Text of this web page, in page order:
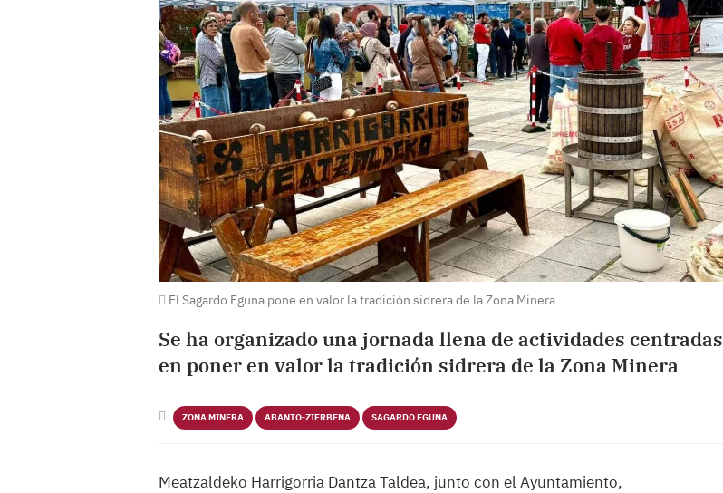
El Sagardo Eguna pone en valor la tradición sidrera de la Zona Minera
Se ha organizado una jornada llena de actividades centradas
en poner en valor la tradición sidrera de la Zona Minera
ZONA MINERA ABANTO-ZIERBENA SAGARDO EGUNA
Meatzaldeko Harrigorria Dantza Taldea, junto con el Ayuntamiento,